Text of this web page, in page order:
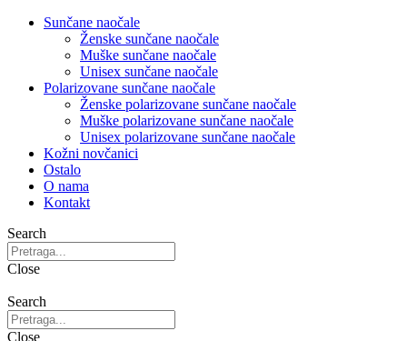
Sunčane naočale
Ženske sunčane naočale
Muške sunčane naočale
Unisex sunčane naočale
Polarizovane sunčane naočale
Ženske polarizovane sunčane naočale
Muške polarizovane sunčane naočale
Unisex polarizovane sunčane naočale
Kožni novčanici
Ostalo
O nama
Kontakt
Search
Close
Search
Close